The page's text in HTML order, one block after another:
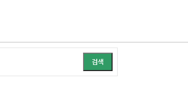
검색